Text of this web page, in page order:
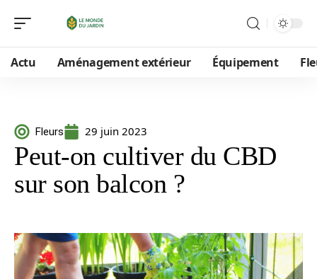
Actu Aménagement extérieur Équipement
Fleurs 29 juin 2023
Peut-on cultiver du CBD
sur son balcon ?